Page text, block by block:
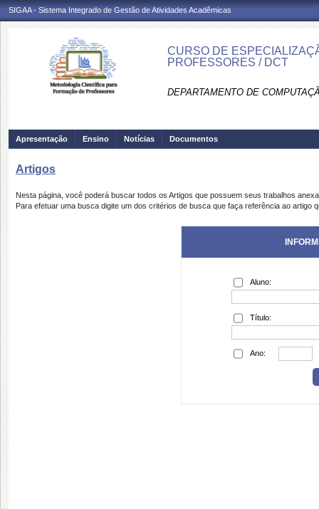
SIGAA - Sistema Integrado de Gestão de Atividades Acadêmicas
CURSO DE
PROFESSORES / DCT
DEPARTAMENTO DE
Apresentação Ensino Notícias Documentos
Artigos
Nesta página, você poderá buscar todos os Artigos que possuem seus trabalhos
Para efetuar uma busca digite um dos critérios de busca que faça referência ao artigo
Aluno:
Título:
Ano: